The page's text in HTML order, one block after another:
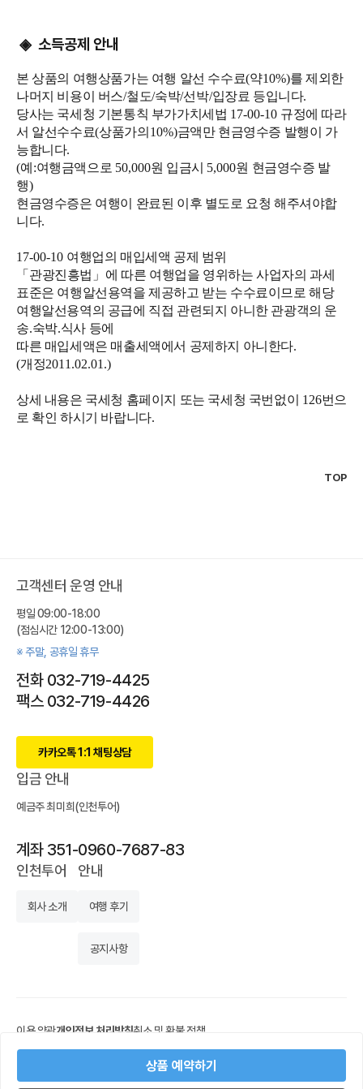
◈소득공제 안내
본 상품의 여행상품가는 여행 알선 수수료(약10%)를 제외한
나머지 비용이 버스/철도/숙박/선박/입장료 등입니다.
당사는 국세청 기본통칙 부가가치세법 17-00-10 규정에 따라
서 알선수수료(상품가의 10%)금액만 현금영수증 발행이 가
능합니다.
(예 :여행금액으로 50,000원 입금시 5,000원 현금영수증 발
행)
현금영수증은 여행이 완료된 이후 별도로 요청 해주셔야합
니다.
17-00-10 여행업의 매입세액 공제 범위
「 관광진흥법 」 에 따른 여행업을 영위하는 사업자의 과세
표준은 여행알선용역을 제공하고 받는 수수료이므로 해당
여행알선용역의 공급에 직접 관련되지 아니한 관광객의 운
송.숙박.식사 등에
따른 매입세액은 매출세액에서 공제하지 아니한다.
(개정2011.02.01.)
상세 내용은 국세청 홈페이지 또는 국세청 국번없이 126번으
로 확인 하시기 바랍니다.
TOP
상품 예약하기
고객센터 운영 안내
평일 09:00-18:00
(점심시간 12:00-13:00)
※ 주말, 공휴일 휴무
전화 032-719-4425
팩스 032-719-4426
카카오톡 1:1 채팅상담
입금 안내
예금주 최미희(인천투어)
계좌 351-0960-7687-83
인천투어
회사 소개
안내
여행 후기
공지사항
이용 약관개인정보 처리방침취소 및 환불 정책
개인정보보호책임자 최미희
사업자등록번호 614-03-26076